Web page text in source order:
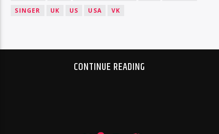
SINGER
UK US USA VK
CONTINUE READING